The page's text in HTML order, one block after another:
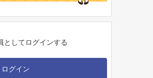
としてログインする
ログイン